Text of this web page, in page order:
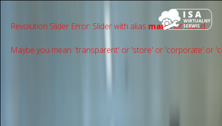
Revolution Slider Error: Slider with alias mainnot found.
Maybe you mean: 'transparent' or 'store' or 'сorporate' or